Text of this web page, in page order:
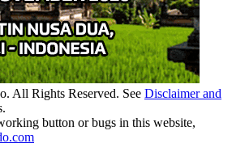
All Rights Reserved. See Disclaimer and
button or bugs in this website,